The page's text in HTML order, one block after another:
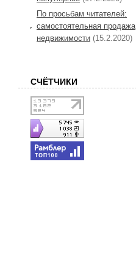
По просьбам читателей:
самостоятельная продажа
недвижимости (15.2.2020)
СЧЁТЧИКИ